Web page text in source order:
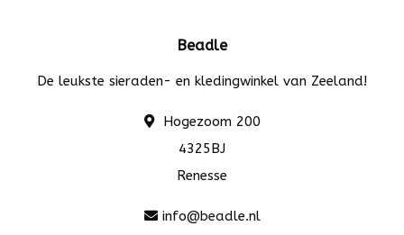
Beadle
De leukste sieraden- en kledingwinkel van Zeeland!
Hogezoom 200
4325BJ
Renesse
info@beadle.nl